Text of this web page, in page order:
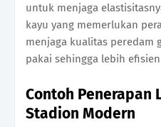
untuk menjaga
kayu yang memerlukan
menjaga kualitas peredam
pakai sehingga lebih
Contoh Penerapan
Stadion Modern